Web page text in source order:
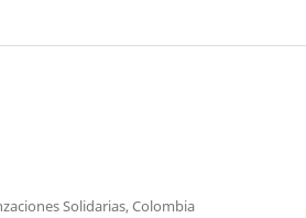
Solidarias, Colombia